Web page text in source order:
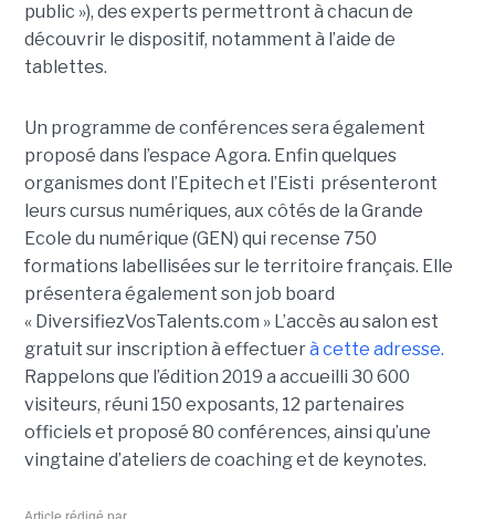
public »), des experts permettront à chacun de
découvrir le dispositif, notamment à l’aide de
tablettes.
Un programme de conférences sera également
proposé dans l’espace Agora. Enfin quelques
organismes dont l’Epitech et l’Eisti présenteront
leurs cursus numériques, aux côtés de la Grande
Ecole du numérique (GEN) qui recense 750
formations labellisées sur le territoire français. Elle
présentera également son job board
« DiversifiezVosTalents.com » L’accès au salon est
gratuit sur inscription à effectuerà cette adresse.
Rappelons que l’édition 2019 a accueilli 30 600
visiteurs, réuni 150 exposants, 12 partenaires
officiels et proposé 80 conférences, ainsi qu’une
vingtaine d’ateliers de coaching et de keynotes.